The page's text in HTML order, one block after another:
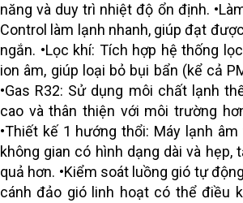
năng và duy trì nhiệt độ ổn định.
Control làm lạnh nhanh, giúp đạt
ngắn. •Lọc khí: Tích hợp hệ thống
ion âm, giúp loại bỏ bụi bẩn (kể cả
•Gas R32: Sử dụng môi chất lạnh
cao và thân thiện với môi trường
•Thiết kế 1 hướng thổi: Máy lạnh
không gian có hình dạng dài và hẹp,
quả hơn. •Kiểm soát luồng gió tự
cánh đảo gió linh hoạt có thể điều